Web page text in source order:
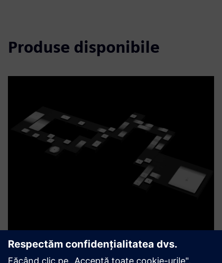
Produse disponibile
Planar Motor System